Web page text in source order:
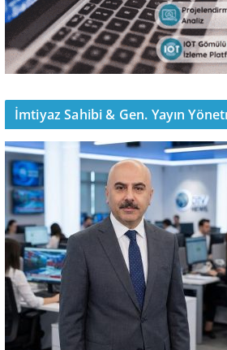
İmtiyaz Sahibi & Gen. Yayın